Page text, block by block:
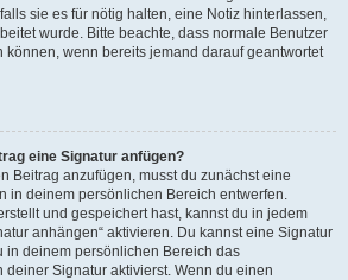
sie es für nötig halten, eine Notiz hinterlassen,
wurde. Bitte beachte, dass normale Benutzer
können, wenn bereits jemand darauf geantwortet
eine Signatur anfügen?
Beitrag anzufügen, musst du zunächst eine
in deinem persönlichen Bereich entwerfen.
und gespeichert hast, kannst du in jedem
anhängen“ aktivieren. Du kannst eine Signatur
in deinem persönlichen Bereich das
Signatur aktivierst. Wenn du einen